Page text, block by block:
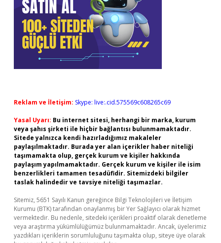
Reklam ve İletişim: Skype: live:.cid.575569c608265c69
Yasal Uyarı: Bu internet sitesi, herhangi bir marka, kurum
veya şahıs şirketi ile hiçbir bağlantısı bulunmamaktadır.
Sitede yalnızca kendi hazırladığımız makaleler
paylaşılmaktadır. Burada yer alan içerikler haber niteliği
taşımamakta olup, gerçek kurum ve kişiler hakkında
paylaşım yapılmamaktadır. Gerçek kurum ve kişiler ile isim
benzerlikleri tamamen tesadüfidir. Sitemizdeki bilgiler
taslak halindedir ve tavsiye niteliği taşımazlar.
Sitemiz, 5651 Sayılı Kanun gereğince Bilgi Teknolojileri ve İletişim
Kurumu (BTK) tarafından onaylanmış bir Yer Sağlayıcı olarak hizmet
vermektedir. Bu nedenle, sitedeki içerikleri proaktif olarak denetleme
veya araştırma yükümlülüğümüz bulunmamaktadır. Ancak, üyelerimiz
yazdıkları içeriklerin sorumluluğunu taşımakta olup, siteye üye olarak